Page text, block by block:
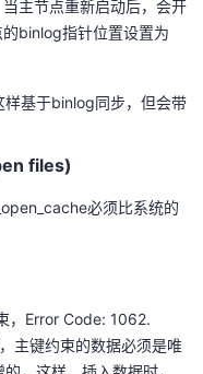
主节点重新启动后，会开
binlog指针位置设置为
基于binlog同步，但会带
files)
必须比系统的
，Error Code: 1062.
主键约束的数据必须是唯